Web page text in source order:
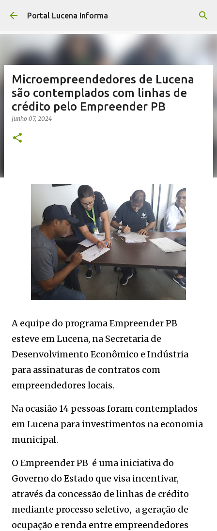
Pular para o conteúdo principal
Portal Lucena Informa
Microempreendedores de Lucena
são contemplados com linhas de
crédito pelo Empreender PB
junho 07, 2024
A equipe do programa Empreender PB
esteve em Lucena, na Secretaria de
Desenvolvimento Econômico e Indústria
para assinaturas de contratos com
empreendedores locais.
Na ocasião 14 pessoas foram contemplados
em Lucena para investimentos na economia
municipal.
O Empreender PB é uma iniciativa do
Governo do Estado que visa incentivar,
através da concessão de linhas de crédito
mediante processo seletivo, a geração de
ocupação e renda entre empreendedores